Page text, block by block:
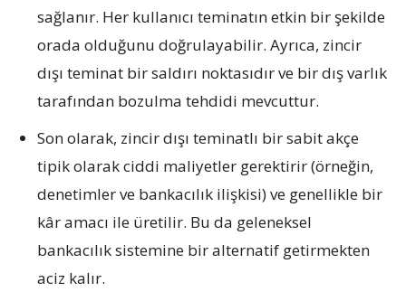
sağlanır. Her kullanıcı teminatın etkin bir şekilde
orada olduğunu doğrulayabilir. Ayrıca, zincir
dışı teminat bir saldırı noktasıdır ve bir dış varlık
tarafından bozulma tehdidi mevcuttur.
Son olarak, zincir dışı teminatlı bir sabit akçe
tipik olarak ciddi maliyetler gerektirir (örneğin,
denetimler ve bankacılık ilişkisi) ve genellikle bir
kâr amacı ile üretilir. Bu da geleneksel
bankacılık sistemine bir alternatif getirmekten
aciz kalır.